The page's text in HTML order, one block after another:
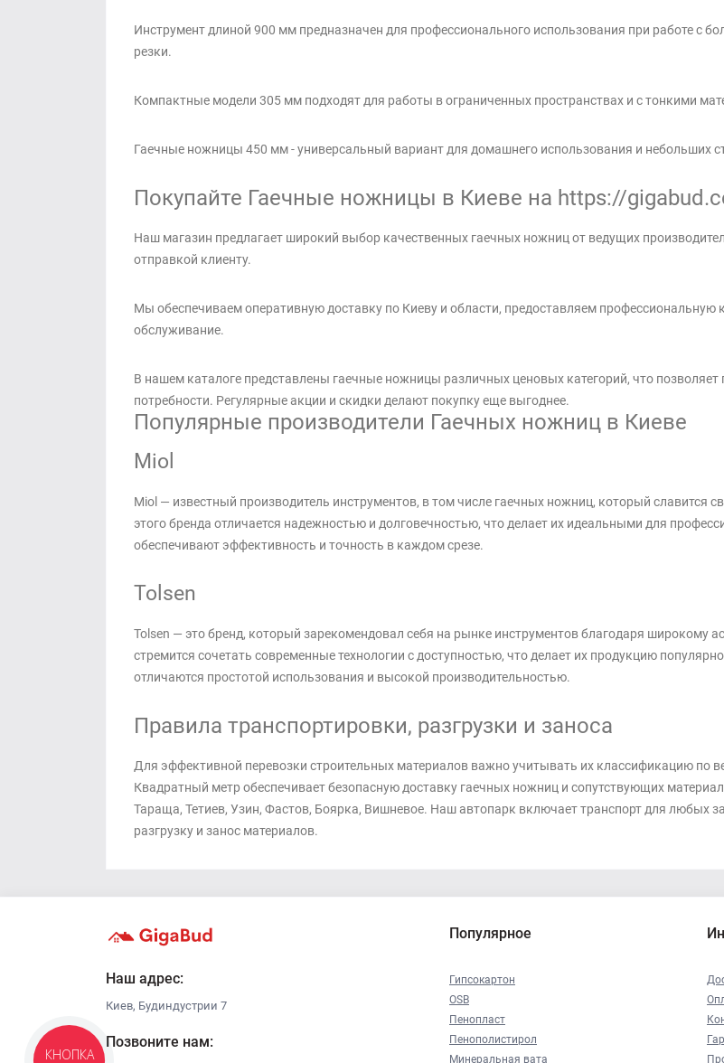
Инструмент длиной 900 мм предназначен для профессионального использования при работе с
резки.
Компактные модели 305 мм подходят для работы в ограниченных пространствах и с тонкими
Гаечные ножницы 450 мм - универсальный вариант для домашнего использования и небольших
Покупайте Гаечные ножницы в Киеве на https://
Наш магазин предлагает широкий выбор качественных гаечных ножниц от ведущих
отправкой клиенту.
Мы обеспечиваем оперативную доставку по Киеву и области, предоставляем
обслуживание.
В нашем каталоге представлены гаечные ножницы различных ценовых категорий, что
потребности. Регулярные акции и скидки делают покупку еще выгоднее.
Популярные производители Гаечных ножниц в Киеве
Miol
Miol — известный производитель инструментов, в том числе гаечных ножниц, который славится
этого бренда отличается надежностью и долговечностью, что делает их идеальными для
обеспечивают эффективность и точность в каждом срезе.
Tolsen
Tolsen — это бренд, который зарекомендовал себя на рынке инструментов благодаря широкому
стремится сочетать современные технологии с доступностью, что делает их продукцию
отличаются простотой использования и высокой производительностью.
Правила транспортировки, разгрузки и заноса
Для эффективной перевозки строительных материалов важно учитывать их классификацию по
Квадратный метр обеспечивает безопасную доставку гаечных ножниц и сопутствующих
Тараща, Тетиев, Узин, Фастов, Боярка, Вишневое. Наш автопарк включает транспорт для любых
разгрузку и занос материалов.
Наш адрес:
Киев, Будиндустрии 7
Позвоните нам:
Популярное
Гипсокартон
OSB
Пенопласт
Пенополистирол
Минеральная вата
КНОПКА